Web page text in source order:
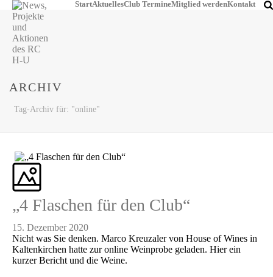
StartAktuellesClub TermineMitglied werdenKontakt
ARCHIV
Tag-Archiv für: "online"
„4 Flaschen für den Club“
15. Dezember 2020
Nicht was Sie denken. Marco Kreuzaler von House of Wines in
Kaltenkirchen hatte zur online Weinprobe geladen. Hier ein
kurzer Bericht und die Weine.